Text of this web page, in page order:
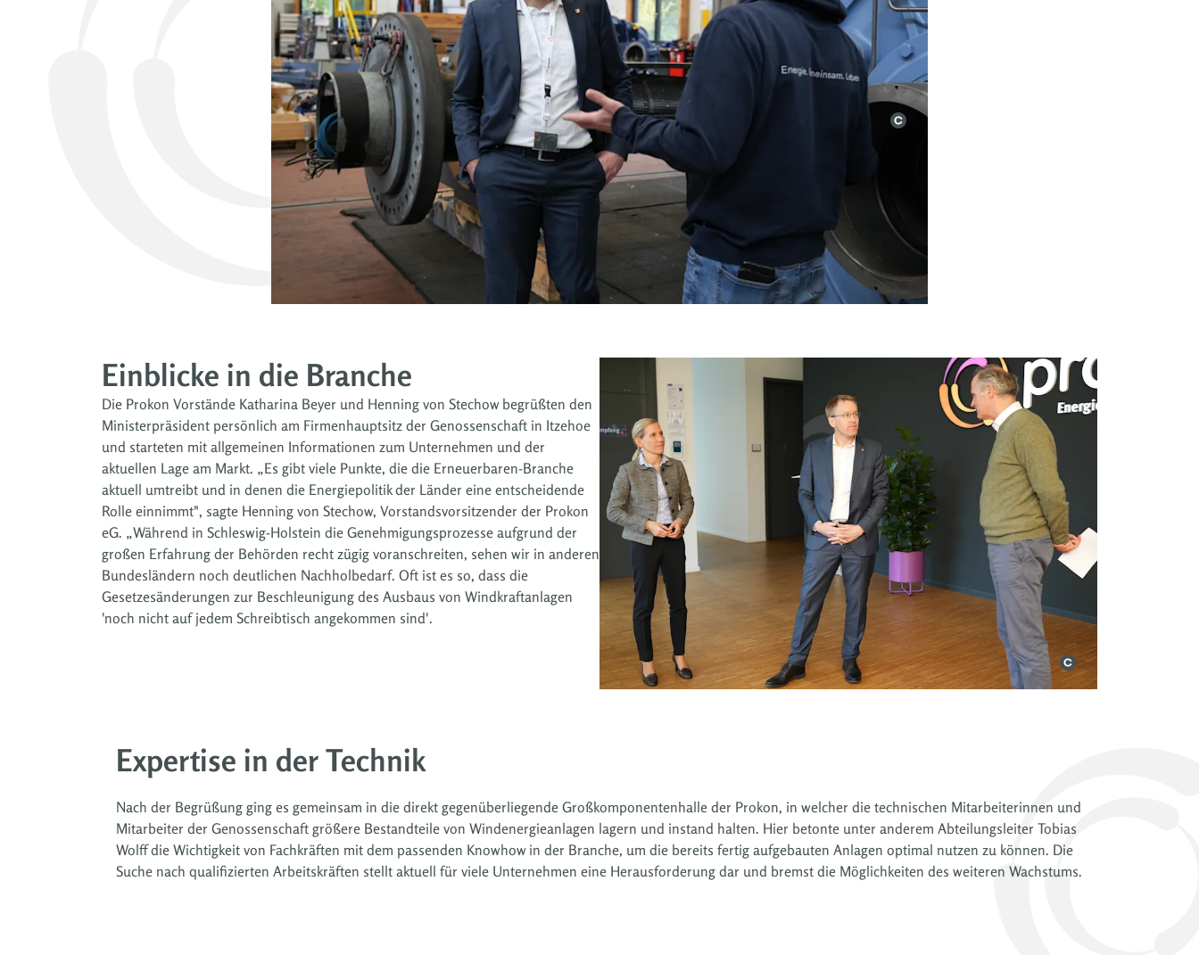
Einblicke in die Branche
Die Prokon Vorstände Katharina Beyer und Henning von Stechow begrüßten den
Ministerpräsident persönlich am Firmenhauptsitz der Genossenschaft in Itzehoe
und starteten mit allgemeinen Informationen zum Unternehmen und der
aktuellen Lage am Markt. „Es gibt viele Punkte, die die Erneuerbaren-Branche
aktuell umtreibt und in denen die Energiepolitik der Länder eine entscheidende
Rolle einnimmt", sagte Henning von Stechow, Vorstandsvorsitzender der Prokon
eG. „Während in Schleswig-Holstein die Genehmigungsprozesse aufgrund der
großen Erfahrung der Behörden recht zügig voranschreiten, sehen wir in anderen
Bundesländern noch deutlichen Nachholbedarf. Oft ist es so, dass die
Gesetzesänderungen zur Beschleunigung des Ausbaus von Windkraftanlagen
'noch nicht auf jedem Schreibtisch angekommen sind'.
Expertise in der Technik
Nach der Begrüßung ging es gemeinsam in die direkt gegenüberliegende Großkomponentenhalle der Prokon, in welcher die technischen Mitarbeiterinnen und
Mitarbeiter der Genossenschaft größere Bestandteile von Windenergieanlagen lagern und instand halten. Hier betonte unter anderem Abteilungsleiter Tobias
Wolff die Wichtigkeit von Fachkräften mit dem passenden Knowhow in der Branche, um die bereits fertig aufgebauten Anlagen optimal nutzen zu können. Die
Suche nach qualifizierten Arbeitskräften stellt aktuell für viele Unternehmen eine Herausforderung dar und bremst die Möglichkeiten des weiteren Wachstums.